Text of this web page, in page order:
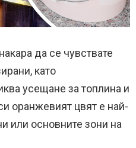
да се чувствате
като
усещане за топлина и
оранжевият цвят е най-
или основните зони на